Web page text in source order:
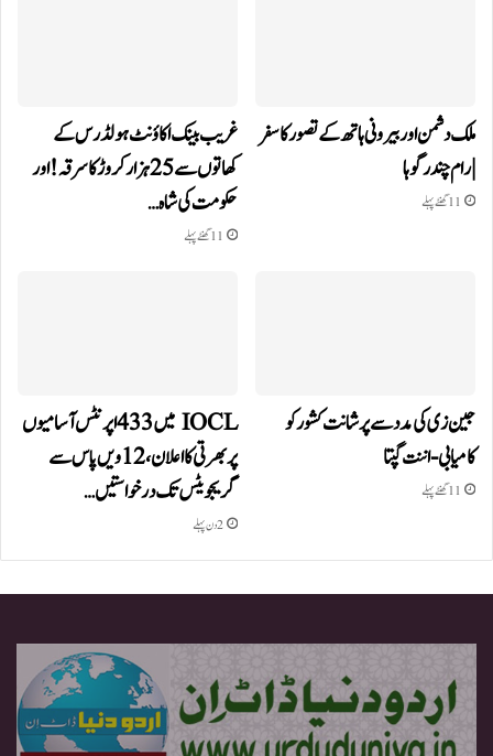
ملک دشمن اور بیرونی ہاتھ کے تصور کا سفر
| رام چندر گوہا
11 گھنٹے پہلے
غریب بینک اکاؤنٹ ہولڈرس کے
کھاتوں سے 25 ہزار کروڑ کا سرقہ!اور
حکومت کی شاہ…
11 گھنٹے پہلے
جین زی کی مدد سے پرشانت کشور کو
کامیابی-اننت گپتا
11 گھنٹے پہلے
IOCL میں 433 اپرنٹس آسامیوں
پر بھرتی کا اعلان، 12ویں پاس سے
گریجویٹس تک درخواستیں…
2 دن پہلے